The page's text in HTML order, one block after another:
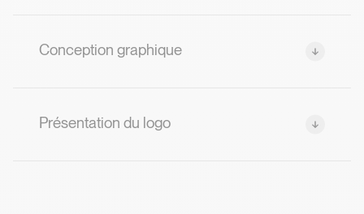
Conception graphique
Présentation du logo